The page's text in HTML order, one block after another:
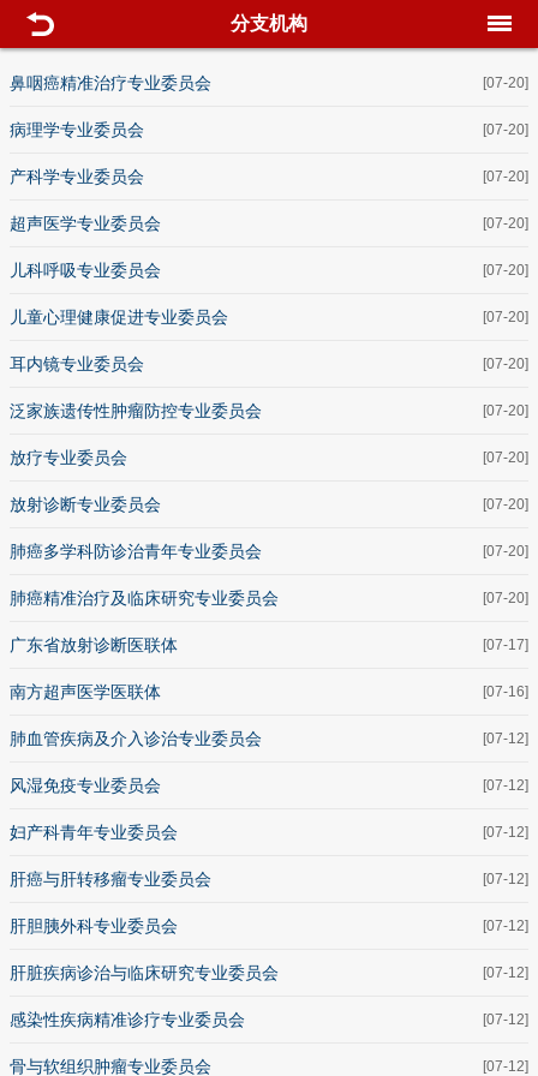
分支机构
[07-20]
鼻咽癌精准治疗专业委员会
[07-20]
病理学专业委员会
[07-20]
产科学专业委员会
[07-20]
超声医学专业委员会
[07-20]
儿科呼吸专业委员会
[07-20]
儿童心理健康促进专业委员会
[07-20]
耳内镜专业委员会
[07-20]
泛家族遗传性肿瘤防控专业委员会
[07-20]
放疗专业委员会
[07-20]
放射诊断专业委员会
[07-20]
肺癌多学科防诊治青年专业委员会
[07-20]
肺癌精准治疗及临床研究专业委员会
[07-17]
广东省放射诊断医联体
[07-16]
南方超声医学医联体
[07-12]
肺血管疾病及介入诊治专业委员会
[07-12]
风湿免疫专业委员会
[07-12]
妇产科青年专业委员会
[07-12]
肝癌与肝转移瘤专业委员会
[07-12]
肝胆胰外科专业委员会
[07-12]
肝脏疾病诊治与临床研究专业委员会
[07-12]
感染性疾病精准诊疗专业委员会
[07-12]
骨与软组织肿瘤专业委员会